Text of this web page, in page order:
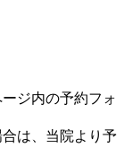
ジ内の予約フォ
は、当院より予